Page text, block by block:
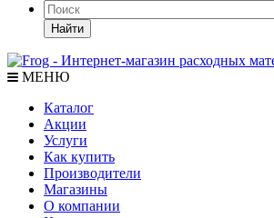
Найти
МЕНЮ
Каталог
Акции
Услуги
Как купить
Производители
Магазины
О компании